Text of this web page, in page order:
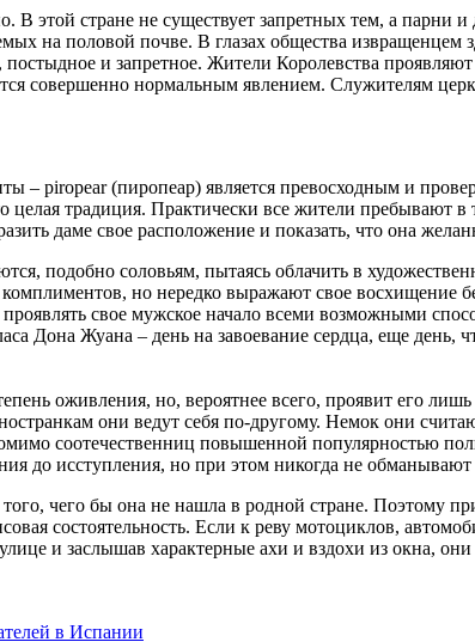
этой стране не существует запретных тем, а парни
на половой почве. В глазах общества извращенцем
постыдное и запретное. Жители Королевства
совершенно нормальным явлением. Служителям
– piropear (пиропеар) является превосходным и
традиция. Практически все жители пребывают в
даме свое расположение и показать, что она
подобно соловьям, пытаясь облачить в
но нередко выражают свое
свое мужское начало всеми возможными
Дона Жуана – день на завоевание сердца, еще
оживления, но, вероятнее всего, проявит его
они ведут себя по-другому. Немок они
соотечественниц повышенной популярностью
до исступления, но при этом никогда не
чего бы она не нашла в родной стране. Поэтому
состоятельность. Если к реву мотоциклов,
и заслышав характерные ахи и вздохи из окна, они
в Испании